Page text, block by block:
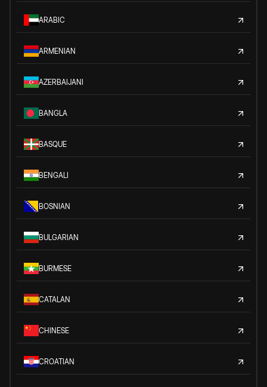
ARABIC
ARMENIAN
AZERBAIJANI
BANGLA
BASQUE
BENGALI
BOSNIAN
BULGARIAN
BURMESE
CATALAN
CHINESE
CROATIAN